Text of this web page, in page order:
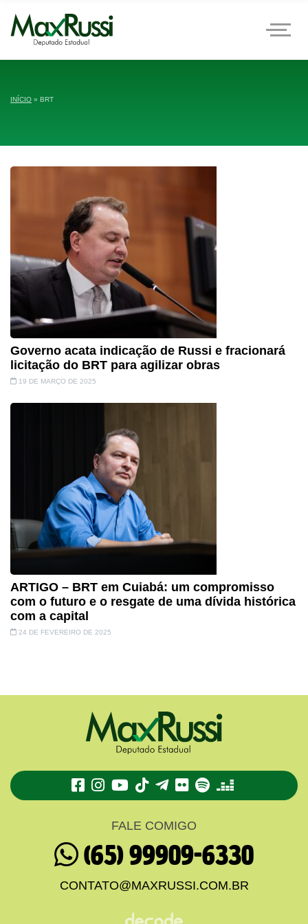
INÍCIO » BRT
Governo acata indicação de Russi e fracionará
licitação do BRT para agilizar obras
19 DE MARÇO DE 2025
ARTIGO – BRT em Cuiabá: um compromisso
com o futuro e o resgate de uma dívida histórica
com a capital
24 DE FEVEREIRO DE 2025
TikTokTelegram
FlickrSpotifyDeezer
FALE COMIGO
(65) 99909-6330
CONTATO@MAXRUSSI.COM.BR